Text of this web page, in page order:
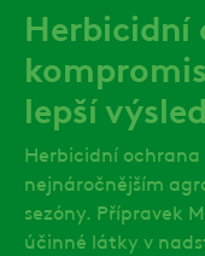
Herbicidní
lepší
Herbicidní
nejnáročnějším
sezóny. Přípravek
účinné látky v